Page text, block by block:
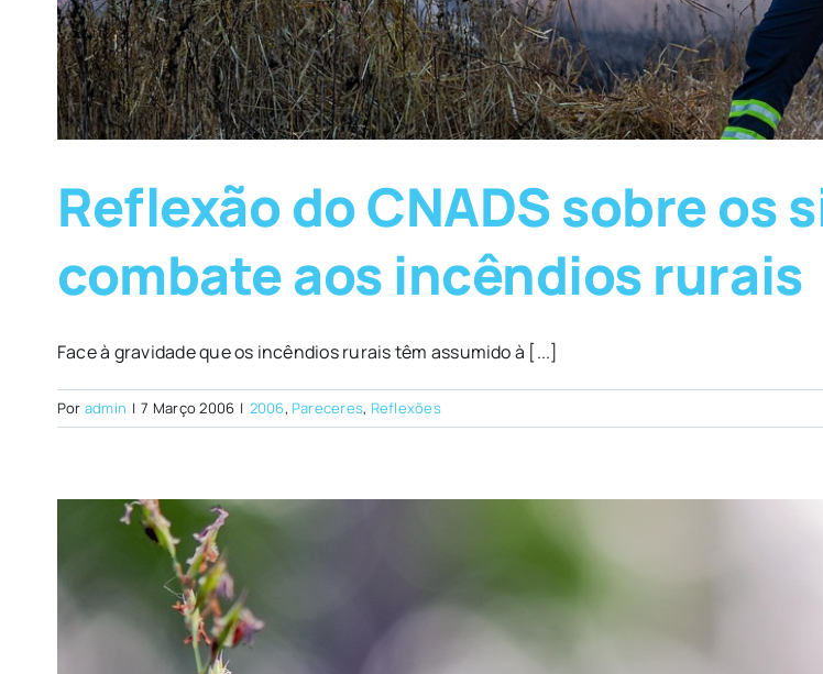
Reflexão do CNADS sobre os
combate aos incêndios rurais
Face à gravidade que os incêndios rurais têm assumido à [...]
Por admin | 7 Março 2006 | 2006, Pareceres, Reflexões